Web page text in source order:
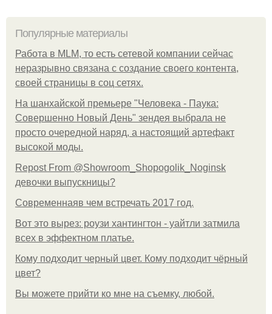
Популярные материалы
Работа в MLM, то есть сетевой компании сейчас
неразрывно связана с создание своего контента,
своей страницы в соц сетях.
На шанхайской премьере "Человека - Паука:
Совершенно Новый День" зендея выбрала не
просто очередной наряд, а настоящий артефакт
высокой моды.
Repost From @Showroom_Shopogolik_Noginsk
девочки выпускницы?
Современнаяв чем встречать 2017 год.
Вот это вырез: роузи хантингтон - уайтли затмила
всех в эффектном платьe.
Кому подходит черный цвет. Кому подходит чёрный
цвет?
Вы можете прийти ко мне на съемку, любой.